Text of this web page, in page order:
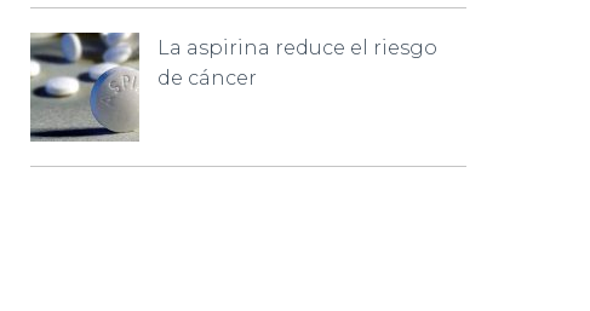
La aspirina reduce el riesgo
de cáncer